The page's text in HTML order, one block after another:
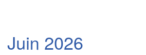
Juin 2026